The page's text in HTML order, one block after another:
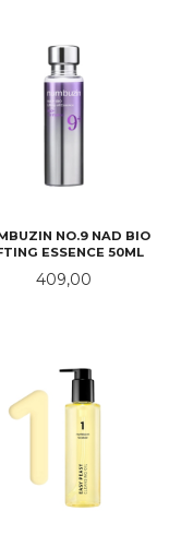
NO.9 NAD BIO
ESSENCE 50ML
Pris
409,00